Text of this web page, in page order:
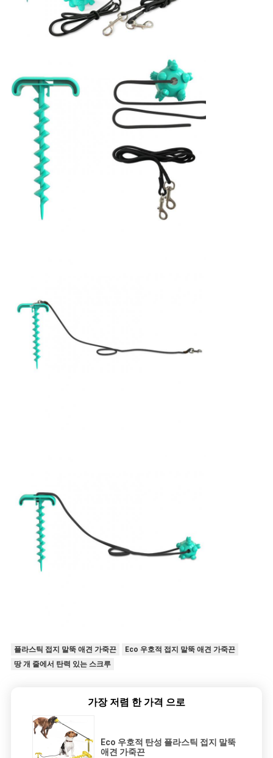
플라스틱 접지 말뚝 애견 가죽끈
Eco 우호적 접지 말뚝 애견 가죽끈
땅 개 줄에서 탄력 있는 스크루
가장 저렴 한 가격 으로
Eco 우호적 탄성 플라스틱 접지 말뚝
애견 가죽끈